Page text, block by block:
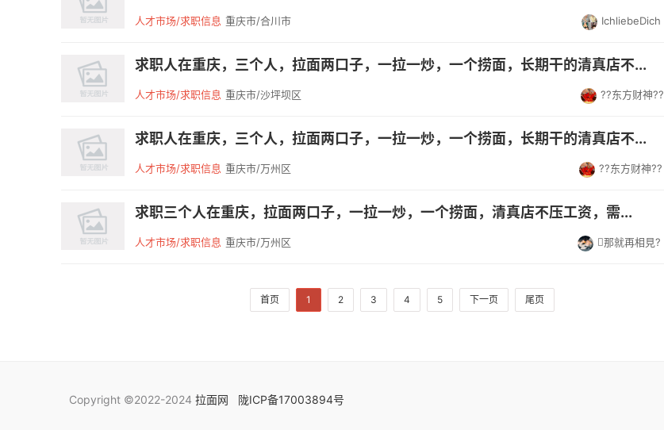
人才市场/求职信息 重庆市/合川市 IchliebeDich
求职人在重庆，三个人，拉面两口子，一拉一炒，一个捞面，长期干的清真店不...
人才市场/求职信息 重庆市/沙坪坝区 ??东方财神??
求职人在重庆，三个人，拉面两口子，一拉一炒，一个捞面，长期干的清真店不...
人才市场/求职信息 重庆市/万州区 ??东方财神??
求职三个人在重庆，拉面两口子，一拉一炒，一个捞面，清真店不压工资，需...
人才市场/求职信息 重庆市/万州区 那就再相見?
首页 1 2 3 4 5 下一页 尾页
Copyright ©2022-2024 拉面网 陇ICP备17003894号